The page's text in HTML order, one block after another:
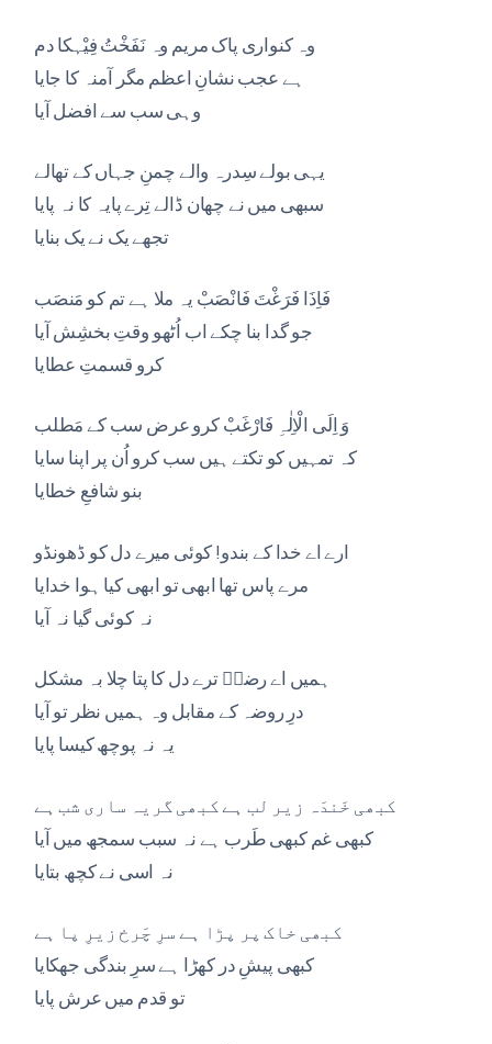
وہ کنواری پاک مریم وہ نَفَخْتُ فِیْہکا دم
ہے عجب نشانِ اعظم مگر آمنہ کا جایا
وہی سب سے افضل آیا
یہی بولے سِدرہ والے چمنِ جہاں کے تھالے
سبھی میں نے چھان ڈالے تِرے پایہ کا نہ پایا
تجھے یک نے یک بنایا
فَاِذَا فَرَغْتَ فَانْصَبْ یہ ملا ہے تم کو مَنصَب
جو گدا بنا چکے اب اُٹھو وقتِ بخشِش آیا
کرو قسمتِ عطایا
وَ اِلَی الْاِلٰہِ فَارْغَبْ کرو عرض سب کے مَطلب
کہ تمہیں کو تکتے ہیں سب کرو اُن پر اپنا سایا
بنو شافعِ خطایا
ارے اے خدا کے بندو! کوئی میرے دل کو ڈھونڈو
مرے پاس تھا ابھی تو ابھی کیا ہوا خدایا
نہ کوئی گیا نہ آیا
ہمیں اے رضاؔ ترے دل کا پتا چلا بہ مشکل
درِ روضہ کے مقابل وہ ہمیں نظر تو آیا
یہ نہ پوچھ کیسا پایا
کبھی خَندَہ زیر لب ہے کبھی گریہ ساری شب ہے
کبھی غم کبھی طَرب ہے نہ سبب سمجھ میں آیا
نہ اسی نے کچھ بتایا
کبھی خاک پر پڑا ہے سرِ چَرخ زیرِ پا ہے
کبھی پیشِ در کھڑا ہے سرِ بندگی جھکایا
تو قدم میں عرش پایا